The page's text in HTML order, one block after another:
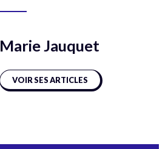
Marie Jauquet
VOIR SES ARTICLES